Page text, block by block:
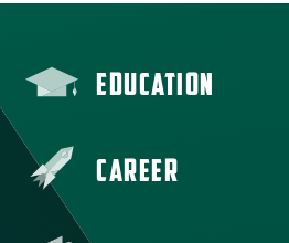
EDUCATION
CAREER